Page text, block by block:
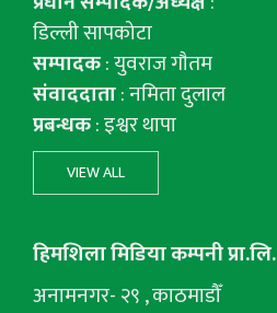
डिल्ली सापकोटा
सम्पादक: युवराज गाैतम
संवाददाता: नमिता दुलाल
प्रबन्धक: इश्वर थापा
VIEW ALL
हिमशिला मिडिया कम्पनी प्रा.लि.
अनामनगर- २९ , काठमाडौँ